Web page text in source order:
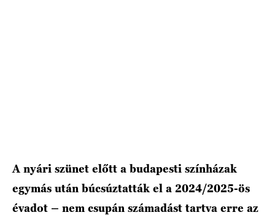
A nyári szünet előtt a budapesti színházak
egymás után búcsúztatták el a 2024/2025-ös
évadot – nem csupán számadást tartva erre az